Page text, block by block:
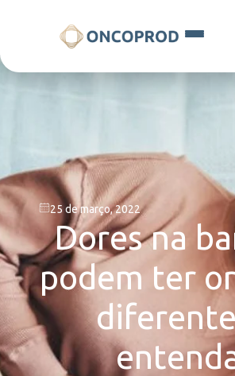
25 de março, 2022
Dores na
podem ter